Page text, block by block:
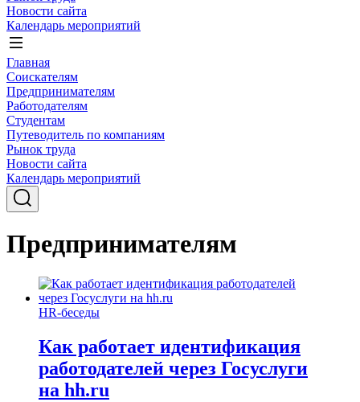
Новости сайта
Календарь мероприятий
Главная
Соискателям
Предпринимателям
Работодателям
Студентам
Путеводитель по компаниям
Рынок труда
Новости сайта
Календарь мероприятий
Предпринимателям
HR-беседы
Как работает идентификация
работодателей через Госуслуги
на hh.ru